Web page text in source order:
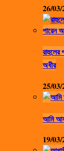
26/
রাহুলের
অধীর
25/
আমি
19/